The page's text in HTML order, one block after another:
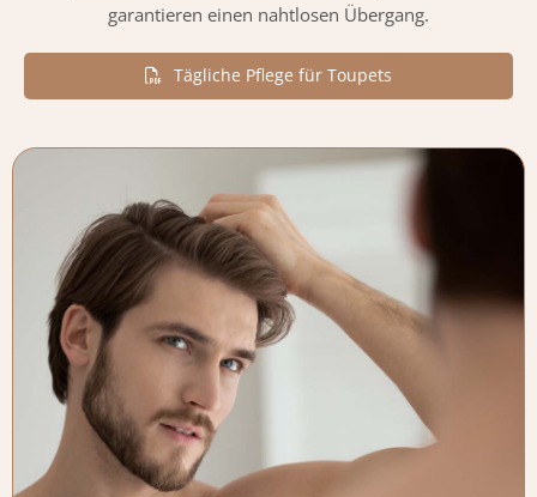
garantieren einen nahtlosen Übergang.
Tägliche Pflege für Toupets